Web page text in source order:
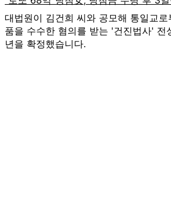
대법원이 김건희 씨와 공모해 통일교
품을 수수한 혐의를 받는 '건진법사' 전
년을 확정했습니다.